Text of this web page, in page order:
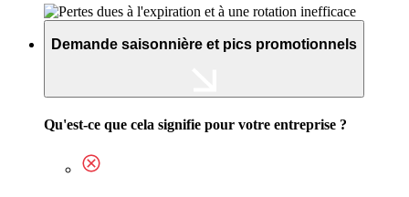
Demande saisonnière et pics promotionnels
Qu'est-ce que cela signifie pour votre entreprise ?